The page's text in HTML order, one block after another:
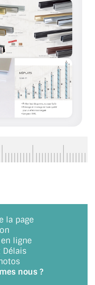
FIXATION DU
DE VERRES
VERRE
la page
ligne
Délais
nous ?